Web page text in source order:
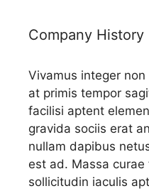
Company History
Vivamus integer
at primis tempor
facilisi aptent
gravida sociis erat
nullam dapibus
est ad. Massa
sollicitudin iaculis